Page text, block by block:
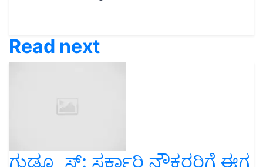
Read next
ಗುಡ್ನ್ಯೂಸ್: ಸರ್ಕಾರಿ ನೌಕರರಿಗೆ ಈಗ